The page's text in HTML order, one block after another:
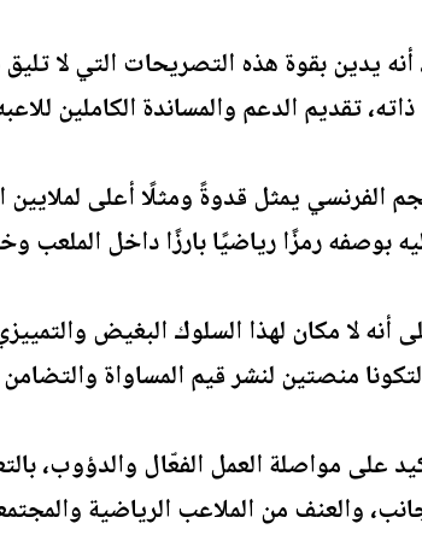
يدين بقوة هذه التصريحات التي لا
تقديم الدعم والمساندة الكاملين
الفرنسي يمثل قدوةً ومثلًا أعلى
بوصفه رمزًا رياضيًا بارزًا داخل الملعب
أنه لا مكان لهذا السلوك البغيض
منصتين لنشر قيم المساواة
على مواصلة العمل الفعّال والدؤوب،
والعنف من الملاعب الرياضية